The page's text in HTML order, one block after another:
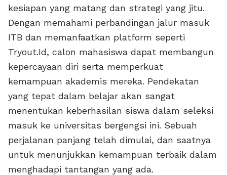
kesiapan yang matang dan strategi yang jitu.
Dengan memahami perbandingan jalur masuk
ITB dan memanfaatkan platform seperti
Tryout.Id, calon mahasiswa dapat membangun
kepercayaan diri serta memperkuat
kemampuan akademis mereka. Pendekatan
yang tepat dalam belajar akan sangat
menentukan keberhasilan siswa dalam seleksi
masuk ke universitas bergengsi ini. Sebuah
perjalanan panjang telah dimulai, dan saatnya
untuk menunjukkan kemampuan terbaik dalam
menghadapi tantangan yang ada.